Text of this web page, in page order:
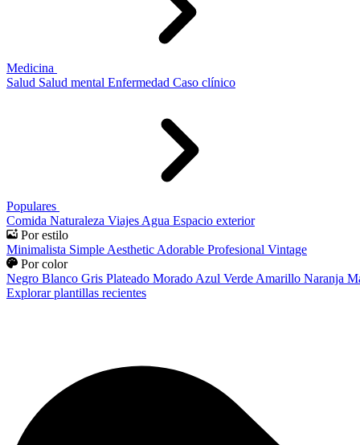
Medicina
Salud Salud mental Enfermedad Caso clínico
Populares
Comida Naturaleza Viajes Agua Espacio exterior
Por estilo
Minimalista Simple Aesthetic Adorable Profesional Vintage
Por color
Negro Blanco Gris Plateado Morado Azul Verde Amarillo Naranja
Explorar plantillas recientes